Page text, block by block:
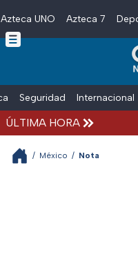
Skip to main content
Azteca UNO Azteca 7
Seguridad Internacional
ÚLTIMA HORA
/ México / Nota